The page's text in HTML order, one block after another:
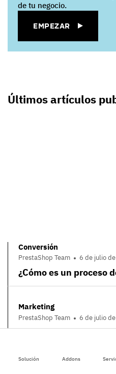
Solución Addons
de tu negocio.
EMPEZAR
Últimos artículos
Conversión
PrestaShop Team 6 de julio
¿Cómo es un proceso
Marketing
PrestaShop Team 6 de julio
Colaborar para